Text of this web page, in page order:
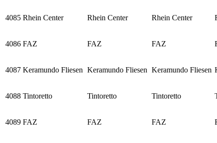
4085 Rhein Center Rhein Center Rhein Center
4086 FAZ FAZ FAZ
4087 Keramundo Fliesen Keramundo Fliesen Keramundo Fliesen
4088 Tintoretto Tintoretto Tintoretto
4089 FAZ FAZ FAZ